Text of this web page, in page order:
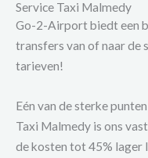
Service Taxi Malmedy
Go-2-Airport biedt een
transfers van of naar de
tarieven!
Eén van de sterke
Taxi Malmedy is ons
de kosten tot 45% lager